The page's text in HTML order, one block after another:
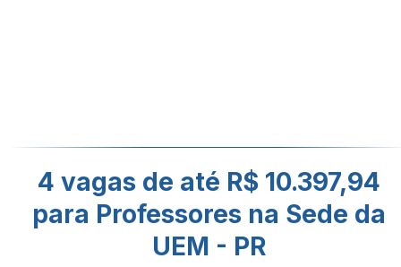
4 vagas de até R$ 10.397,94
para Professores na Sede da
UEM - PR